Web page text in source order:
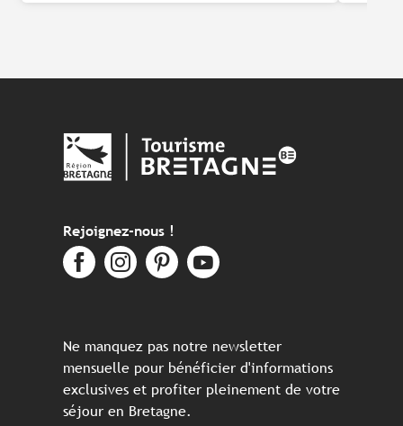
Rejoignez-nous !
Ne manquez pas notre newsletter
mensuelle pour bénéficier d'informations
exclusives et profiter pleinement de votre
séjour en Bretagne.